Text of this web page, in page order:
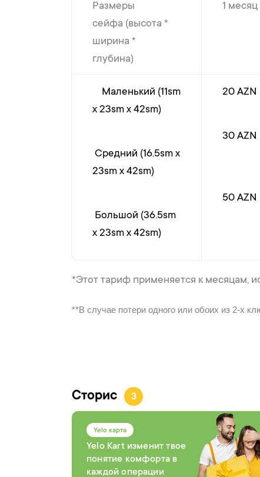
Размеры
сейфа (высота *
ширина *
глубина)
1 месяц
Маленький (11sm
x 23sm x 42sm)
20 AZN
Средний (16.5sm x
23sm x 42sm)
30 AZN
Большой (36.5sm
x 23sm x 42sm)
50 AZN
*Этот тариф применяется к месяцам,
**В случае потери одного или обоих из 2-х
Сторис 3
Yelo карта
Yelo Kart изменит твое
понятие комфорта в
каждой операции